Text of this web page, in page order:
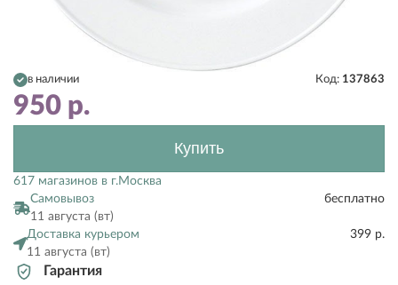
в наличии Код: 137863
950 р.
Купить
617 магазинов в г.Москва
Самовывоз
11 августа (вт)
бесплатно
Доставка курьером
11 августа (вт)
399 р.
Гарантия